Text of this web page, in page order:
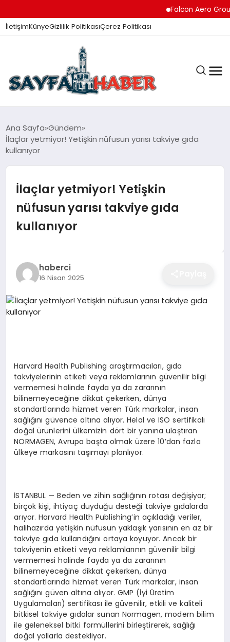
Falcon Aero Group,
İletişimKünyeGizlilik PolitikasıÇerez Politikası
ANA SAYFA
GÜNDEM
İZMIR HABERLERI
EKONOMI
SAĞLIK
YAŞAM
DIĞER
Ana Sayfa Gündem
İlaçlar yetmiyor! Yetişkin nüfusun yarısı takviye gıda
kullanıyor
İlaçlar yetmiyor! Yetişkin
nüfusun yarısı takviye gıda
kullanıyor
haberci
16 Nisan 2025
Harvard Health Publishing araştırmacıları, gıda
takviyelerinin etiketi veya reklamlarının güvenilir bilgi
vermemesi halinde fayda ya da zararının
bilinemeyeceğine dikkat çekerken, dünya
standartlarında hizmet veren Türk markalar, insan
sağlığını güvence altına alıyor. Helal ve ISO sertifikalı
doğal ürünlerini ülkemizin dört bir yanına ulaştıran
NORMAGEN, Avrupa başta olmak üzere 10’dan fazla
ülkeye markasını taşımayı planlıyor.
İSTANBUL — Beden ve zihin sağlığının rotası değişiyor;
birçok kişi, ihtiyaç duyduğu desteği takviye gıdalarda
arıyor. Harvard Health Publishing’in açıkladığı veriler,
halihazırda yetişkin nüfusun yaklaşık yarısının en az bir
takviye gıda kullandığını ortaya koyuyor. Ancak bir
takviyenin etiketi veya reklamlarının güvenilir bilgi
vermemesi halinde fayda ya da zararının
bilinemeyeceğine dikkat çekerken, dünya
standartlarında hizmet veren Türk markalar, insan
sağlığını güven altına alıyor. GMP (İyi Üretim
Uygulamaları) sertifikası ile güvenilir, etkili ve kaliteli
bitkisel takviye gıdalar sunan Normagen, modern bilim
ile geleneksel bitki formüllerini birleştirerek, sağlığı
doğal yollarla destekliyor.